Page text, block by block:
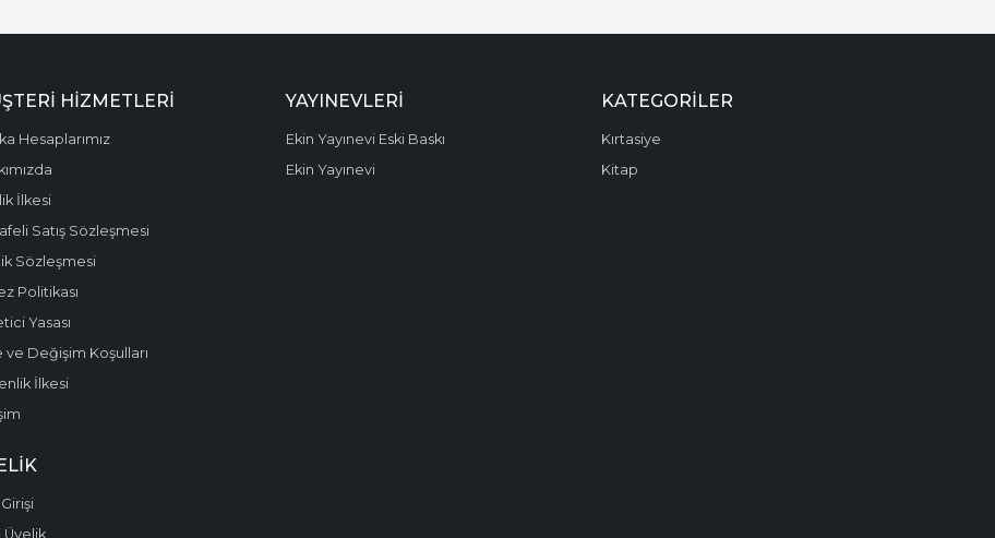
HIZMETLERI
Hesaplarımız
İlkesi
Satış Sözleşmesi
Sözleşmesi
Politikası
Yasası
ve Değişim Koşulları
İlkesi
YAYINEVLERI
Ekin Yayınevi Eski Baskı
Ekin Yayınevi
KATEGORILER
Kırtasiye
Kitap
Üyelik